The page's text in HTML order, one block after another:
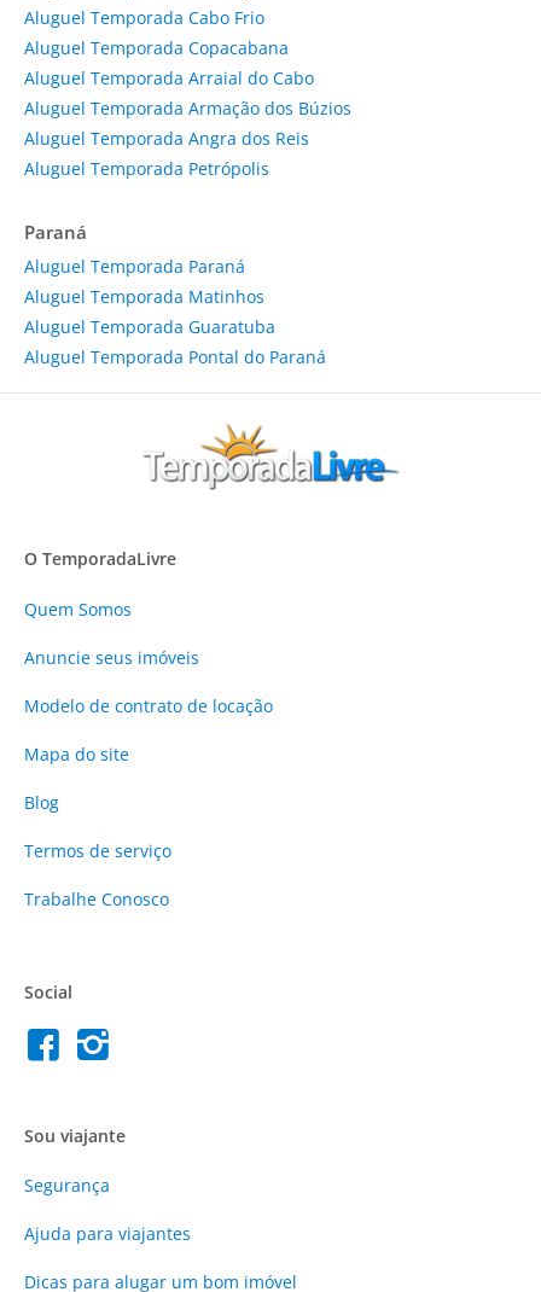
Aluguel Temporada Cabo Frio
Aluguel Temporada Copacabana
Aluguel Temporada Arraial do Cabo
Aluguel Temporada Armação dos Búzios
Aluguel Temporada Angra dos Reis
Aluguel Temporada Petrópolis
Paraná
Aluguel Temporada Paraná
Aluguel Temporada Matinhos
Aluguel Temporada Guaratuba
Aluguel Temporada Pontal do Paraná
O TemporadaLivre
Quem Somos
Anuncie seus imóveis
Modelo de contrato de locação
Mapa do site
Blog
Termos de serviço
Trabalhe Conosco
Social
Sou viajante
Segurança
Ajuda para viajantes
Dicas para alugar um bom imóvel